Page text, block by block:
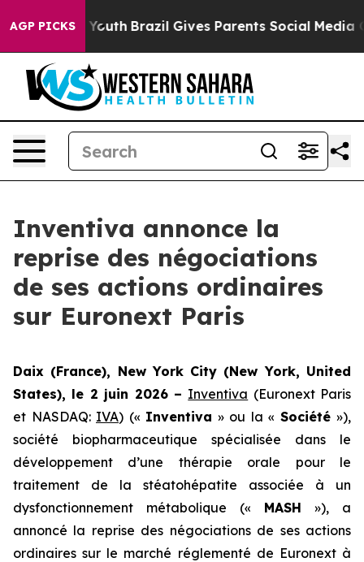
AGP PICKS
to Youth Brazil Gives Parents Social Media
Inventiva annonce la
reprise des négociations
de ses actions ordinaires
sur Euronext Paris
Daix (France), New York City (New York, United
States), le 2 juin 2026 – Inventiva (Euronext Paris
et NASDAQ: IVA) (« Inventiva » ou la « Société »),
société biopharmaceutique spécialisée dans le
développement d’une thérapie orale pour le
traitement de la stéatohépatite associée à un
dysfonctionnement métabolique (« MASH »), a
annoncé la reprise des négociations de ses actions
ordinaires sur le marché réglementé de Euronext à